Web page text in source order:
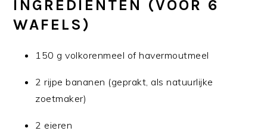
INGREDIËNTEN (VOOR 6
WAFELS)
150 g volkorenmeel of havermoutmeel
2 rijpe bananen (geprakt, als natuurlijke
zoetmaker)
2 eieren